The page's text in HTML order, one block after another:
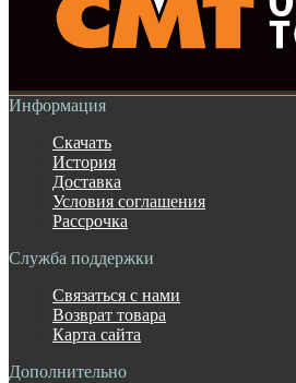
Информация
Скачать
История
Доставка
Условия соглашения
Рассрочка
Служба поддержки
Связаться с нами
Возврат товара
Карта сайта
Дополнительно